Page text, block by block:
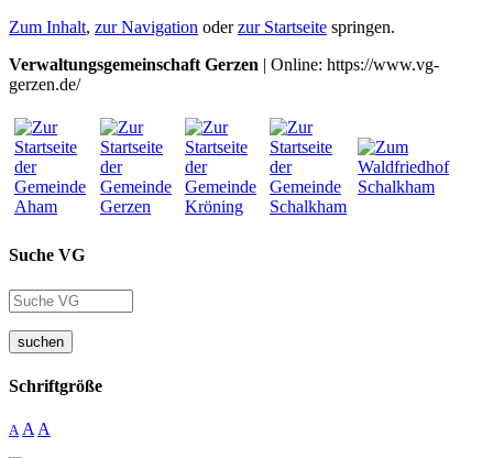
Zum Inhalt, zur Navigation oderzur Startseite springen.
Verwaltungsgemeinschaft Gerzen | Online: https://www.vg-
gerzen.de/
Suche VG
suchen
Schriftgröße
A A A